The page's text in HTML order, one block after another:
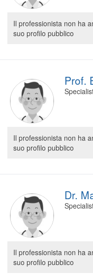
Il professionista non ha
suo profilo pubblico
Prof.
Il professionista non ha
suo profilo pubblico
Dr.
Il professionista non ha
suo profilo pubblico